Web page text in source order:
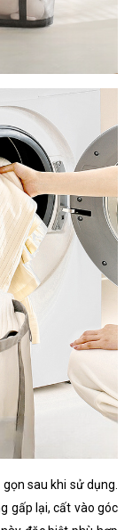
sau khi sử dụng.
gấp lại, cất vào góc